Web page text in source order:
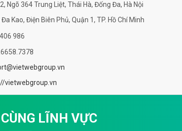
Ngõ 364 Trung Liệt, Thái Hà, Đống Đa, Hà Nội
Kao, Điện Biên Phủ, Quận 1, TP. Hồ Chí Minh
986
vietwebgroup.vn
LĨNH VỰC